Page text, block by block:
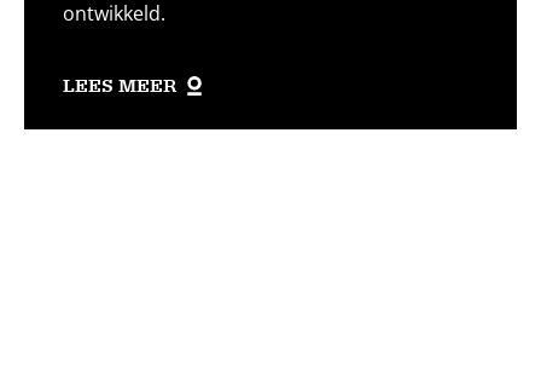
ontwikkeld.
LEES MEER